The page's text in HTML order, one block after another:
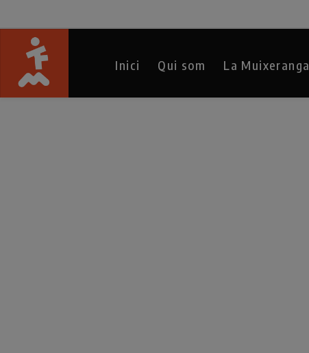
Inici Qui som La Muixeranga